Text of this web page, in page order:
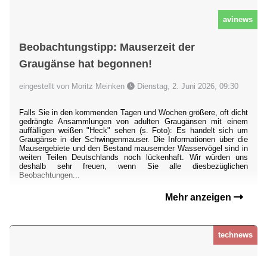
avinews
Beobachtungstipp: Mauserzeit der
Graugänse hat begonnen!
eingestellt von Moritz Meinken Dienstag, 2. Juni 2026, 09:30
Falls Sie in den kommenden Tagen und Wochen größere, oft dicht
gedrängte Ansammlungen von adulten Graugänsen mit einem
auffälligen weißen "Heck" sehen (s. Foto): Es handelt sich um
Graugänse in der Schwingenmauser. Die Informationen über die
Mausergebiete und den Bestand mausernder Wasservögel sind in
weiten Teilen Deutschlands noch lückenhaft. Wir würden uns
deshalb sehr freuen, wenn Sie alle diesbezüglichen
Beobachtungen...
Mehr anzeigen
technews